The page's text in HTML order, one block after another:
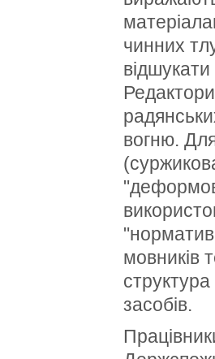
чинних
вогню.
мовників
засобів.